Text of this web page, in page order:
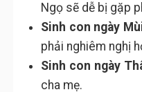
Ngọ sẽ dễ bị gặp
Sinh con ngày
phải nghiêm nghị
Sinh con ngày
cha mẹ.